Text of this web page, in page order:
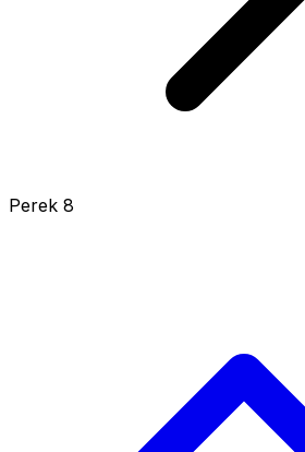
Perek 8